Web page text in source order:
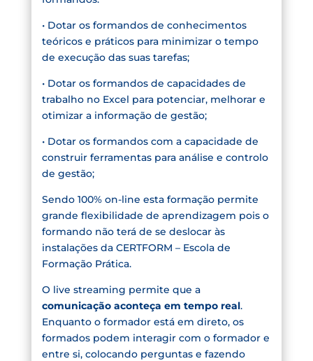
• Dotar os formandos de conhecimentos
teóricos e práticos para minimizar o tempo
de execução das suas tarefas; ​
• Dotar os formandos de capacidades de
trabalho no Excel para potenciar, melhorar e
otimizar a informação de gestão;​
• Dotar os formandos com a capacidade de
construir ferramentas para análise e controlo
de gestão;
Sendo 100% on-line esta formação permite
grande flexibilidade de aprendizagem pois o
formando não terá de se deslocar às
instalações da CERTFORM – Escola de
Formação Prática.
O live streaming permite que a
comunicação aconteça em tempo real.
Enquanto o formador está em direto, os
formados podem interagir com o formador e
entre si, colocando perguntas e fazendo